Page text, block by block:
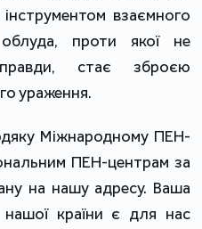
взаємного
проти якої не
стає зброєю
ураження.
Міжнародному ПЕН-
ПЕН-центрам за
на нашу адресу. Ваша
країни є для нас